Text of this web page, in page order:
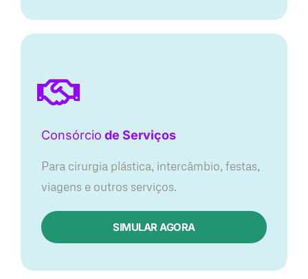
Consórcio de Serviços
Para cirurgia plástica, intercâmbio, festas,
viagens e outros serviços.
SIMULAR AGORA